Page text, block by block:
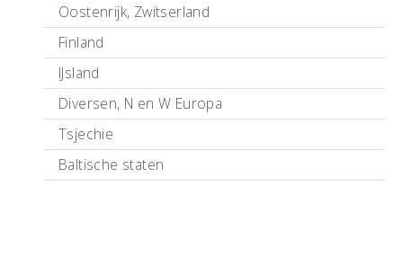
Oostenrijk, Zwitserland
Finland
IJsland
Diversen, N en W Europa
Tsjechie
Baltische staten